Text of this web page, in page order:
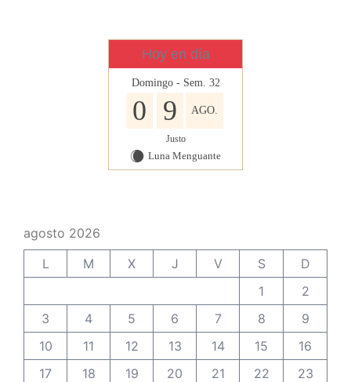
Hoy en día
Domingo - Sem. 32
0 9 AGO.
Justo
X Luna Menguante
agosto 2026
L
M X J V S
D
1
2
3
4 5 6 7 8
9
10
11 12 13 14 15
16
17
18 19 20 21 22
23